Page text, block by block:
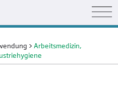
> Arbeitsmedizin,